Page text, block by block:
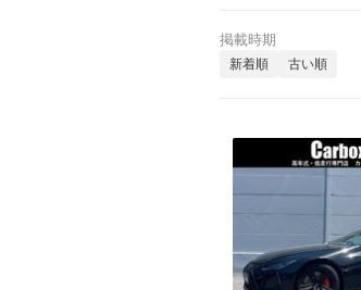
掲載時期
新着順 古い順